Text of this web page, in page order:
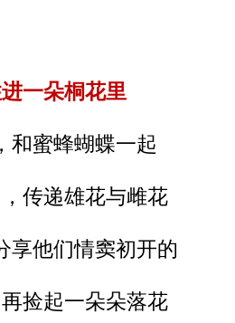
一朵桐花里
和蜜蜂蝴蝶一起
传递雄花与雌花
享他们情窦初开的
捡起一朵朵落花